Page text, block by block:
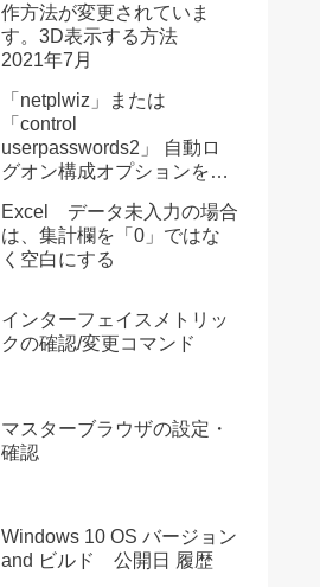
作方法が変更されていま
す。3D表示する方法
2021年7月
「netplwiz」または
「control
userpasswords2」 自動ロ
グオン構成オプションを復
Excel データ未入力の場合
は、集計欄を「0」ではな
く空白にする
インターフェイスメトリッ
クの確認/変更コマンド
マスターブラウザの設定・
確認
Windows 10 OS バージョン
and ビルド 公開日 履歴